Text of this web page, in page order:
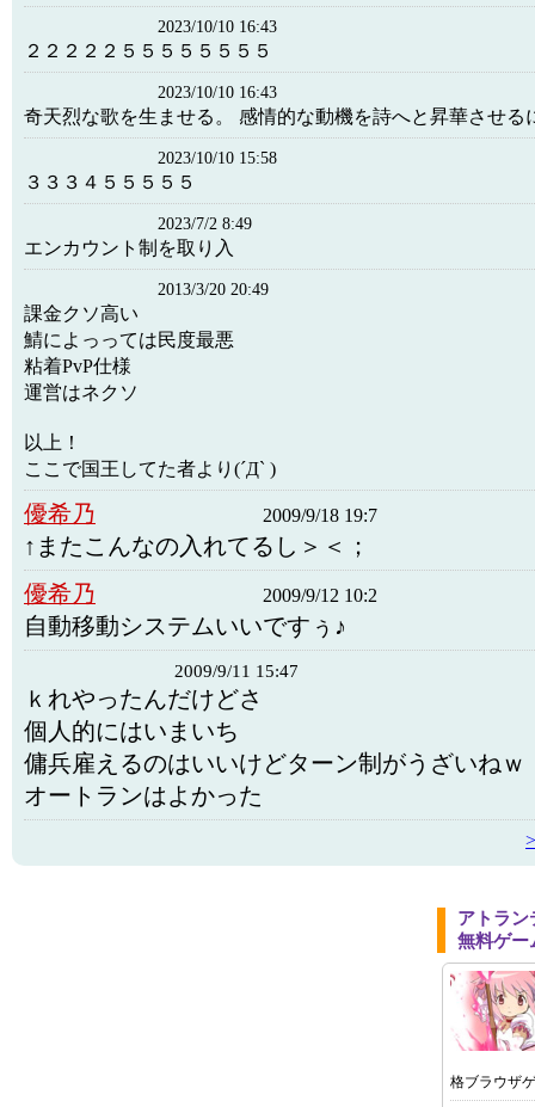
2023/10/10 16:43
２２２２２５５５５５５５５
2023/10/10 16:43
奇天烈な歌を生ませる。 感情的な動機を詩へと昇華させる
2023/10/10 15:58
３３３４５５５５５
2023/7/2 8:49
エンカウント制を取り入
2013/3/20 20:49
課金クソ高い
鯖によっっては民度最悪
粘着PvP仕様
運営はネクソ
以上！
ここで国王してた者より(´Д` )
優希乃 2009/9/18 19:7
↑またこんなの入れてるし＞＜；
優希乃
2009/9/12 10:2
自動移動システムいいですぅ♪
2009/9/11 15:47
ｋれやったんだけどさ
個人的にはいまいち
傭兵雇えるのはいいけどターン制がうざいねｗ
オートランはよかった
アトラン
無料ゲー
格ブラウザ